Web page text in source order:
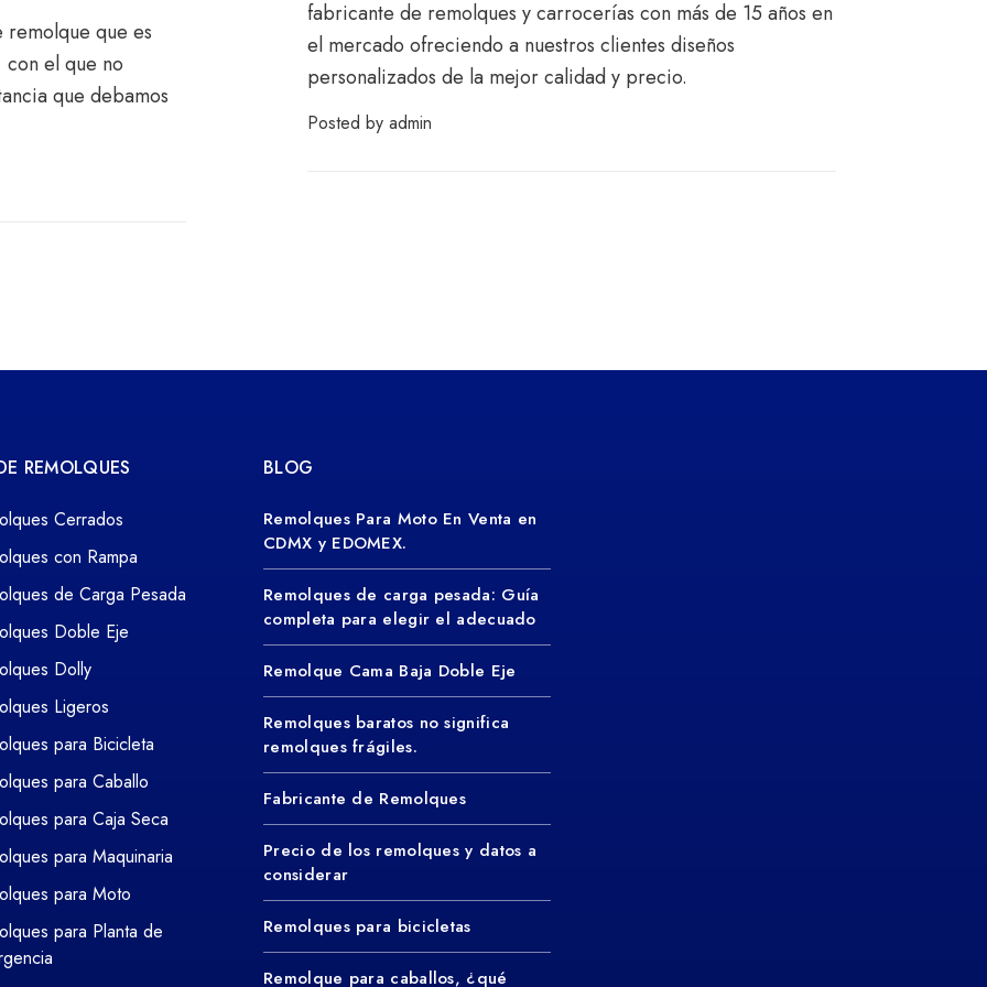
que es
el que no
que debamos
fabricante de remolques y carrocerías con más de 15 años en
el mercado ofreciendo a nuestros clientes diseños
personalizados de la mejor calidad y precio.
Posted by admin
REMOLQUES
Cerrados
con Rampa
de Carga Pesada
Doble Eje
Dolly
Ligeros
para Bicicleta
para Caballo
para Caja Seca
para Maquinaria
para Moto
para Planta de
BLOG
Remolques Para Moto En Venta en
CDMX y EDOMEX.
Remolques de carga pesada: Guía
completa para elegir el adecuado
Remolque Cama Baja Doble Eje
Remolques baratos no significa
remolques frágiles.
Fabricante de Remolques
Precio de los remolques y datos a
considerar
Remolques para bicicletas
Remolque para caballos, ¿qué